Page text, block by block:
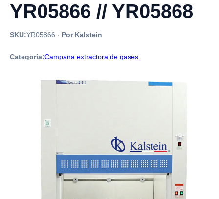
YR05866 // YR05868
SKU:YR05866 · Por Kalstein
Categoría:Campana extractora de gases